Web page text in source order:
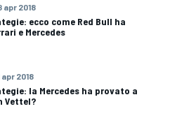
apr 2018
ecco come Red Bull ha
e Mercedes
apr 2018
la Mercedes ha provato a
Vettel?